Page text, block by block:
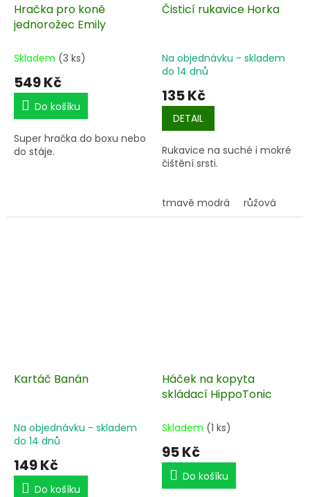
Hračka pro koně
jednorožec Emily
Skladem (3 ks)
549 Kč
Do košíku
Super hračka do boxu nebo
do stáje.
Čisticí rukavice Horka
Na objednávku - skladem
do 14 dnů
135 Kč
DETAIL
Rukavice na suché i mokré
čištění srsti.
tmavě modrá růžová
Kartáč Banán
Na objednávku - skladem
do 14 dnů
149 Kč
Do košíku
Háček na kopyta
skládací HippoTonic
Skladem (1 ks)
95 Kč
Do košíku